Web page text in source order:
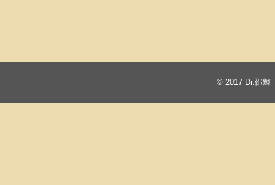
© 2017 Dr.邵